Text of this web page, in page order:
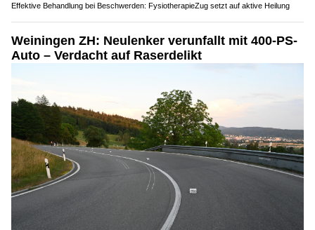
Effektive Behandlung bei Beschwerden: FysiotherapieZug setzt auf aktive Heilung
Weiningen ZH: Neulenker verunfallt mit 400-PS-
Auto – Verdacht auf Raserdelikt